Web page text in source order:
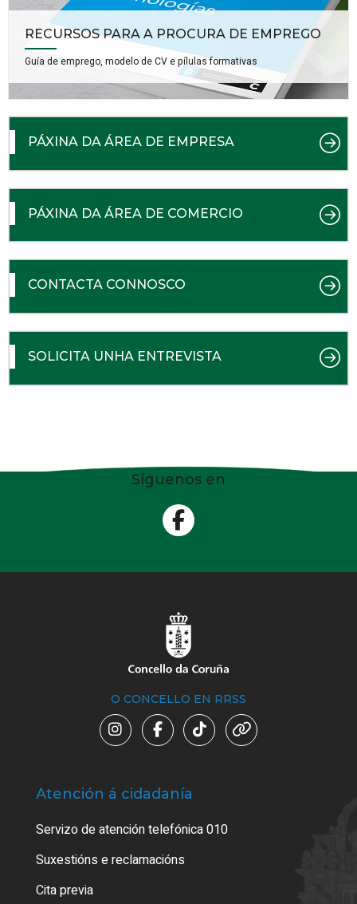
RECURSOS PARA A PROCURA DE EMPREGO
Guía de emprego, modelo de CV e pílulas formativas
PÁXINA DA ÁREA DE EMPRESA
PÁXINA DA ÁREA DE COMERCIO
CONTACTA CONNOSCO
SOLICITA UNHA ENTREVISTA
Síguenos en
O CONCELLO EN RRSS
Atención á cidadanía
Servizo de atención telefónica 010
Suxestións e reclamacións
Cita previa